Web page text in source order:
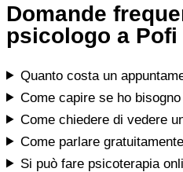
Domande
psicologo a Pofi
Quanto costa un
Come capire se ho
Come chiedere di vedere
Come parlare
Si può fare psicoterapia